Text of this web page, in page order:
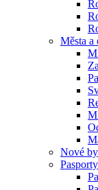
Města a
Nové